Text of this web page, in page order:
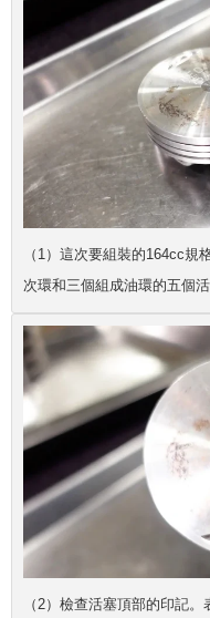
（1）這次要組裝的164cc規
次環和三個組成油環的五個活
（2）檢查活塞頂部的印記